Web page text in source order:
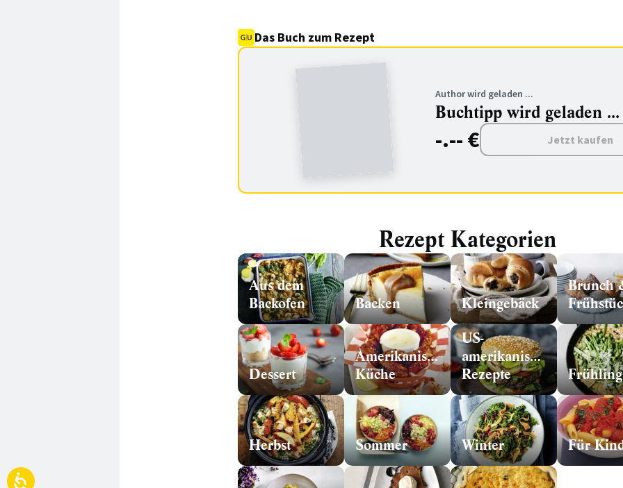
Das Buch zum Rezept
Author wird geladen ...
Buchtipp wird geladen ...
-.-- € Jetzt kaufen
Rezept Kategorien
Aus dem
Backofen
Backen Kleingebäck
Brunch
Dessert
Amerikanische
Küche
US-
amerikanische
Rezepte
Frühling
Herbst Sommer Winter Für